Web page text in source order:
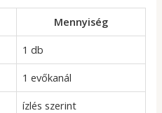
Mennyiség
1 db
1 evőkanál
ízlés szerint